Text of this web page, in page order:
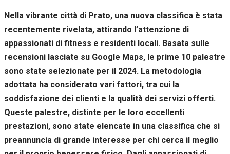
Nella vibrante città di Prato, una nuova classifica è stata
recentemente rivelata, attirando l’attenzione di
appassionati di fitness e residenti locali. Basata sulle
recensioni lasciate su Google Maps, le prime 10 palestre
sono state selezionate per il 2024. La metodologia
adottata ha considerato vari fattori, tra cui la
soddisfazione dei clienti e la qualità dei servizi offerti.
Queste palestre, distinte per le loro eccellenti
prestazioni, sono state elencate in una classifica che si
preannuncia di grande interesse per chi cerca il meglio
sul nostro
sito durante
la tua visita.
Se rifiuti
questi
alcune
funzioni del
sito non
saranno
disponibili.